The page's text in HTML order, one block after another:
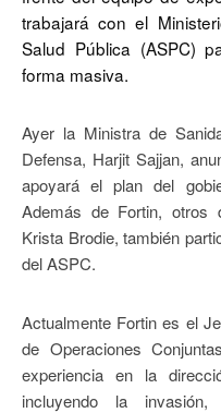
trabajará con el
Salud Pública (ASPC)
forma masiva.
Ayer la Ministra de
Defensa, Harjit Sajjan,
apoyará el plan del
Además de Fortin, otros
Krista Brodie, también
del ASPC.
Actualmente Fortin es el
de Operaciones
experiencia en la
incluyendo la